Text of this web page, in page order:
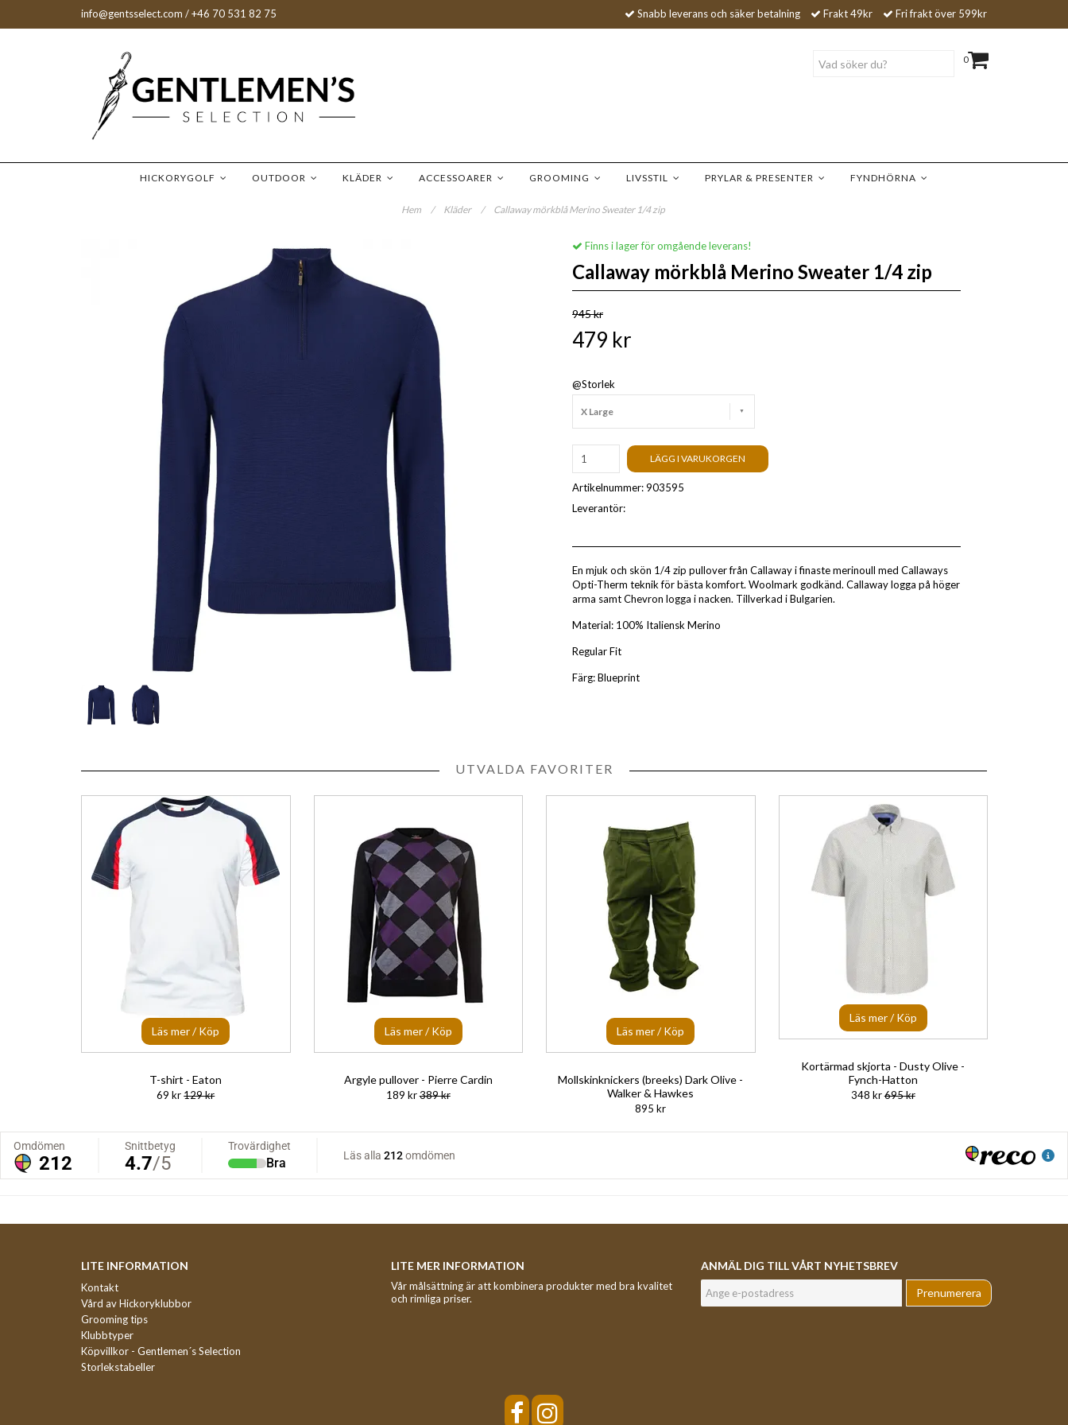
info@gentsselect.com / +46 70 531 82 75 Snabb leverans och säker betalning Frakt 49kr Fri frakt över 599kr
0
HICKORYGOLF OUTDOOR KLÄDER ACCESSOARER GROOMING LIVSSTIL PRYLAR & PRESENTER FYNDHÖRNA
Hem / Kläder / Callaway mörkblå Merino Sweater 1/4 zip
Finns i lager för omgående leverans!
Callaway mörkblå Merino Sweater 1/4 zip
945 kr
479 kr
@Storlek
X Large
LÄGG I VARUKORGEN
Artikelnummer:903595
Leverantör:
En mjuk och skön 1/4 zip pullover från Callaway i finaste merinoull med Callaways
Opti-Therm teknik för bästa komfort. Woolmark godkänd. Callaway logga på höger
arma samt Chevron logga i nacken. Tillverkad i Bulgarien.
Material: 100% Italiensk Merino
Regular Fit
Färg: Blueprint
UTVALDA FAVORITER
Läs mer / Köp
T-shirt - Eaton
69 kr129 kr
Läs mer / Köp
Argyle pullover - Pierre Cardin
189 kr389 kr
Läs mer / Köp
Mollskinknickers (breeks) Dark Olive -
Walker & Hawkes
895 kr
Läs mer / Köp
Kortärmad skjorta - Dusty Olive -
Fynch-Hatton
348 kr695 kr
LITE INFORMATION
Kontakt
Vård av Hickoryklubbor
Grooming tips
Klubbtyper
Köpvillkor - Gentlemen´s Selection
Storlekstabeller
LITE MER INFORMATION
Vår målsättning är att kombinera produkter med bra kvalitet
och rimliga priser.
ANMÄL DIG TILL VÅRT NYHETSBREV
Prenumerera